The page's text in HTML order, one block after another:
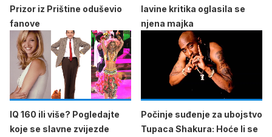
Prizor iz Prištine oduševio
fanove
lavine kritika oglasila se
njena majka
IQ 160 ili više? Pogledajte
koje se slavne zvijezde
Počinje suđenje za ubojstvo
Tupaca Shakura: Hoće li se